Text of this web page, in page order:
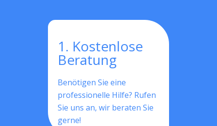
1. Kostenlose
Beratung
Benötigen Sie eine
professionelle Hilfe? Rufen
Sie uns an, wir beraten Sie
gerne!